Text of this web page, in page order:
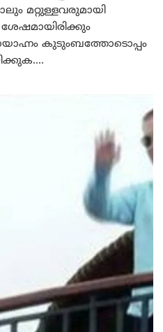
മറ്റുള്ളവരുമായി
കുടുംബത്തോടൊപ്പം